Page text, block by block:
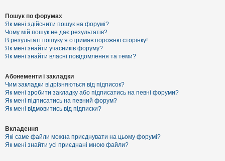
Пошук по форумах
Як мені здійснити пошук на форумі?
Чому мій пошук не дає результатів?
В результаті пошуку я отримав порожню сторінку!
Як мені знайти учасників форуму?
Як мені знайти власні повідомлення та теми?
Абонементи і закладки
Чим закладки відрізняються від підписок?
Як мені зробити закладку або підписатись на певні форуми?
Як мені підписатись на певний форум?
Як мені відмовитись від підписки?
Вкладення
Які саме файли можна приєднувати на цьому форумі?
Як мені знайти усі приєднані мною файли?